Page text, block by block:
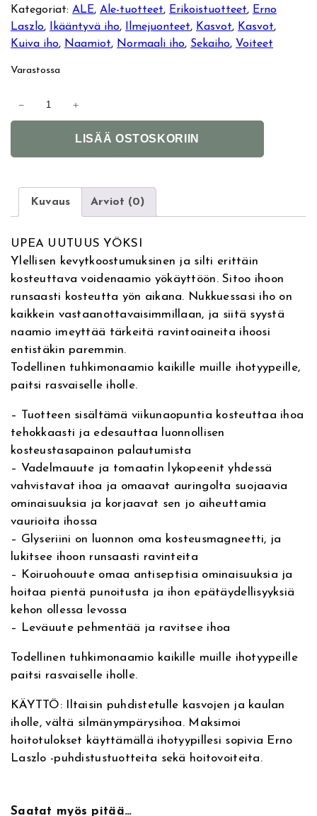
k
u
e
r
i
n
e
n
h
i
t
a
o
l
i
:
9
9
9
0
k
y
n
e
h
n
t
a
o
:
6
9
0
0
€
.
Kategoriat:ALE, Ale-tuotteet, Erikoistuotteet, Erno
Laszlo, Ikääntyvä iho, Ilmejuonteet, Kasvot, Kasvot
Kuiva iho, Naamiot, Normaali iho, Sekaiho, Voiteet
Varastossa
z
o
H
y
d
r
a
-
T
h
r
a
p
y
M
e
m
o
r
y
S
l
p
M
s
k
,
y
o
− +
LISÄÄ OSTOSKORIIN
n
v
e
:
Kuvaus Arviot (0)
UPEA UUTUUS YÖKSI
Ylellisen kevytkoostumuksinen ja silti erittäin
kosteuttava voidenaamio yökäyttöön. Sitoo ihoon
runsaasti kosteutta yön aikana. Nukkuessasi iho on
kaikkein vastaanottavaisimmillaan, ja siitä syystä
naamio imeyttää tärkeitä ravintoaineita ihoosi
entistäkin paremmin.
Todellinen tuhkimonaamio kaikille muille ihotyypeille,
paitsi rasvaiselle iholle.
– Tuotteen sisältämä viikunaopuntia kosteuttaa ihoa
tehokkaasti ja edesauttaa luonnollisen
kosteustasapainon palautumista
– Vadelmauute ja tomaatin lykopeenit yhdessä
vahvistavat ihoa ja omaavat auringolta suojaavia
ominaisuuksia ja korjaavat sen jo aiheuttamia
vaurioita ihossa
– Glyseriini on luonnon oma kosteusmagneetti, ja
lukitsee ihoon runsaasti ravinteita
– Koiruohouute omaa antiseptisia ominaisuuksia ja
hoitaa pientä punoitusta ja ihon epätäydellisyyksiä
kehon ollessa levossa
– Leväuute pehmentää ja ravitsee ihoa
Todellinen tuhkimonaamio kaikille muille ihotyypeille
paitsi rasvaiselle iholle.
KÄYTTÖ: Iltaisin puhdistetulle kasvojen ja kaulan
iholle, vältä silmänympärysihoa. Maksimoi
hoitotulokset käyttämällä ihotyypillesi sopivia Erno
Laszlo -puhdistustuotteita sekä hoitovoiteita.
Saatat myös pitää…